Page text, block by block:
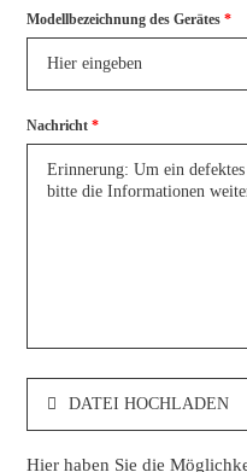
Modellbezeichnung des Gerätes*
Nachricht*
DATEI HOCHLADEN
Hier haben Sie die